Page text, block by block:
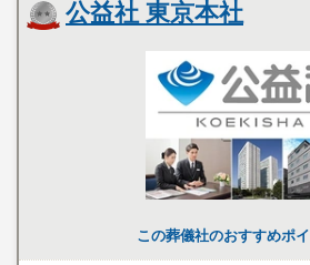
公益社 東京本社
この葬儀社のおすすめポ